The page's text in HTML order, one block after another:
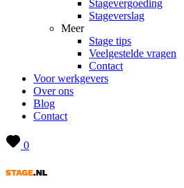
Stagevergoeding
Stageverslag
Meer
Stage tips
Veelgestelde vragen
Contact
Voor werkgevers
Over ons
Blog
Contact
0